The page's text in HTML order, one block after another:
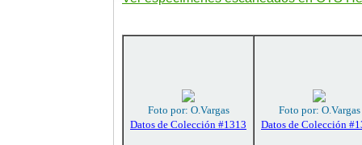
Foto por: O.Vargas
Datos de Colección #1313
Foto por: O.Vargas
Datos de Colección